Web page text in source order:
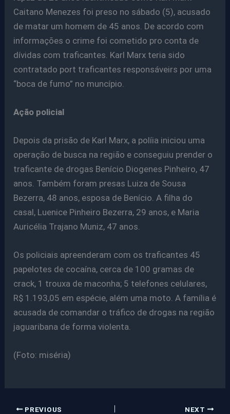
Caitano Menezes foi preso no sábado (5), acusado
de matar um homem de 45 anos. De acordo com
informações o crime foi cometido pro conta de
dívidas com traficantes. Karl Marx teria sido
contratado port traficantes responsáveirs por uma
“boca de fumo” no muncípio.
Ação policial
Depois da prisão de Karl Marx, a políia iniciou uma
operação de busca na região e conseguiu prender o
traficante de drogas Benício Diogenes Pinheiro, 47
anos. Também foram presas Luiza de Sousa
Bezerra, 48 anos, esposa de Benício. A filha do
casal, Luenice Pinheiro Bezerra, 29 anos, e Maria
Auricélia Trajano Muniz, 47 anos.
Os policiais apreenderam com os traficantes 45
papelotes de cocaína, cerca de 100 gramas de
crack, 1 trouxa de maconha; 5 telefones celulares,
R$ 1.193,05 em espécie, além uma moto. A família é
acusada de comandar o tráfico de drogas na região
jaguaribana de forma violenta.
(Foto: miséria)
PREVIOUS NEXT